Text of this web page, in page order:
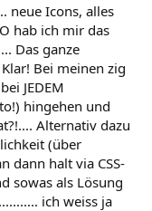
neue Icons, alles
hab ich mir das
Das ganze
Bei meinen zig
JEDEM
hingehen und
Alternativ dazu
(über
dann halt via CSS-
sowas als Lösung
ich weiss ja